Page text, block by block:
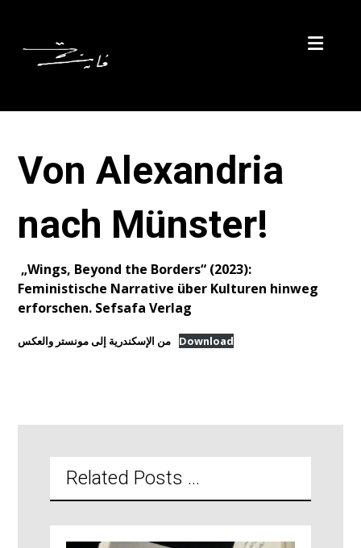
Von Alexandria
nach Münster!
„Wings, Beyond the Borders“ (2023):
Feministische Narrative über Kulturen hinweg
erforschen. Sefsafa Verlag
من الإسكندرية إلى مونستر والعكس Download
Related Posts ...